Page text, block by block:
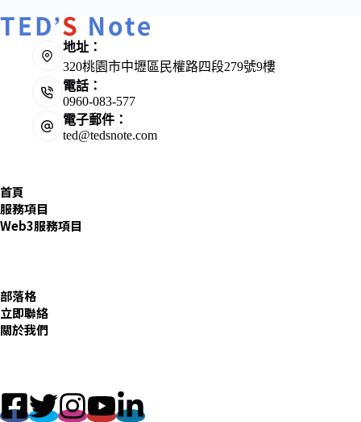
地址：
320桃園市中壢區民權路四段279號9樓
電話：
0960-083-577
電子郵件：
ted@tedsnote.com
首頁
服務項目
Web3服務項目
部落格
立即聯絡
關於我們